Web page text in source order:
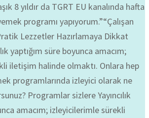
8 yıldır da TGRT EU kanalında hafta
programı yapıyorum.”“Çalışan
Lezzetler Hazırlamaya Dikkat
yaptığım süre boyunca amacım;
iletişim halinde olmaktı. Onlara hep
programlarında izleyici olarak ne
Programlar sizlere Yayıncılık
amacım; izleyicilerimle sürekli